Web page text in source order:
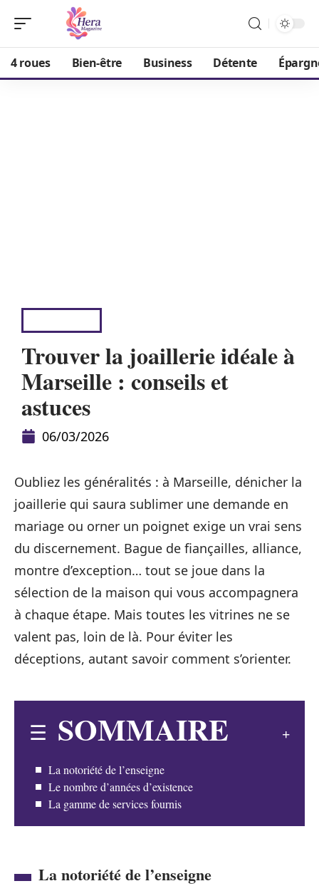
4 roues Bien-être Business Détente
Trouver la joaillerie idéale à
Marseille : conseils et
astuces
06/03/2026
Oubliez les généralités : à Marseille, dénicher la
joaillerie qui saura sublimer une demande en
mariage ou orner un poignet exige un vrai sens
du discernement. Bague de fiançailles, alliance,
montre d’exception… tout se joue dans la
sélection de la maison qui vous accompagnera
à chaque étape. Mais toutes les vitrines ne se
valent pas, loin de là. Pour éviter les
déceptions, autant savoir comment s’orienter.
SOMMAIRE
La notoriété de l’enseigne
Le nombre d’années d’existence
La gamme de services fournis
La notoriété de l’enseigne